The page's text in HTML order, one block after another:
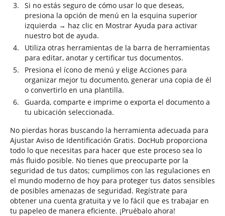
Si no estás seguro de cómo usar lo que deseas,
presiona la opción de menú en la esquina superior
izquierda → haz clic en Mostrar Ayuda para activar
nuestro bot de ayuda.
Utiliza otras herramientas de la barra de herramientas
para editar, anotar y certificar tus documentos.
Presiona el ícono de menú y elige Acciones para
organizar mejor tu documento, generar una copia de él
o convertirlo en una plantilla.
Guarda, comparte e imprime o exporta el documento a
tu ubicación seleccionada.
No pierdas horas buscando la herramienta adecuada para
Ajustar Aviso de Identificación Gratis. DocHub proporciona
todo lo que necesitas para hacer que este proceso sea lo
más fluido posible. No tienes que preocuparte por la
seguridad de tus datos; cumplimos con las regulaciones en
el mundo moderno de hoy para proteger tus datos sensibles
de posibles amenazas de seguridad. Regístrate para
obtener una cuenta gratuita y ve lo fácil que es trabajar en
tu papeleo de manera eficiente. ¡Pruébalo ahora!